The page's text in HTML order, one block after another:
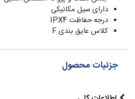
دارای سیل مکانیکی
درجه حفاظت IPX4
کلاس عایق بندی F
جزئیات محصول